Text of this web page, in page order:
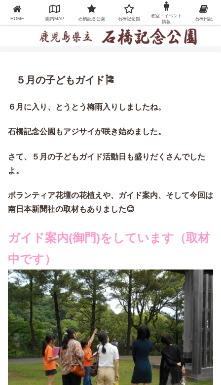
５月の子どもガイド🎏
６月に入り、とうとう梅雨入りしましたね。
石橋記念公園もアジサイが咲き始めました。
さて、５月の子どもガイド活動日も盛りだくさんでした
よ。
ボランティア花壇の花植えや、ガイド案内、そして今回は
南日本新聞社の取材もありました😊
ガイド案内(御門)をしています（取材
中です）
HOME 園内MAP 石橋記念公園 石橋記念館
教室・イベント
情報
石橋日記